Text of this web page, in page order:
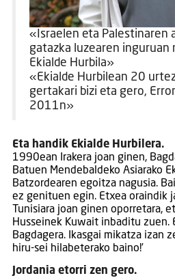
«Israelen eta Palestinaren
gatazka luzearen inguruan
Ekialde Hurbila»
«Ekialde Hurbilean 20
gertakari bizi eta gero,
2011n»
Eta handik Ekialde Hurbilera.
1990ean Irakera joan ginen,
Batuen Mendebaldeko Asiarako
Batzordearen egoitza nagusia.
ez genituen egin. Etxea oraindik
Tunisiara joan ginen oporretara,
Husseinek Kuwait inbaditu zuen.
Bagdagera. Ikasgai mikatza izan
hiru-sei hilabeterako baino!’
Jordania etorri zen gero.